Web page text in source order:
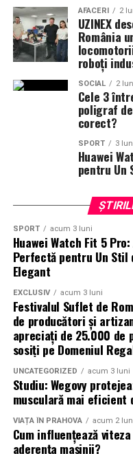
Parteneri media:
Nopți,Cinemap,Revista
FILM,Playtech,
Magazine,Filme-carti,
Movienator
Munteanu.
AFACERI 2
UZINEX
România
roboți
SOCIAL 2
Cele 3
poligraf
corect?
SPORT 3
Huawei
pentru Un
SPORT acum 3 luni
Huawei Watch Fit 5
Perfectă pentru Un Stil
Elegant
EXCLUSIV acum 3 luni
Festivalul Suflet de
de producători și
apreciați de 25.000 de
sosiți pe Domeniul
UNCATEGORIZED acum 3 luni
Studiu: Wegovy
musculară mai eficient
VIAȚA ÎN PRAHOVA acum 2
Cum influențează
aderența mașinii?